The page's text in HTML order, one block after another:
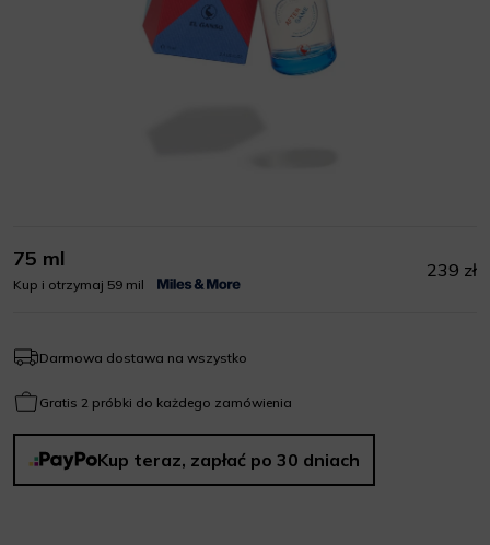
75 ml
Kup i otrzymaj 59 mil
239 zł
Darmowa dostawa na wszystko
Gratis 2 próbki do każdego zamówienia
Kup teraz, zapłać po 30 dniach